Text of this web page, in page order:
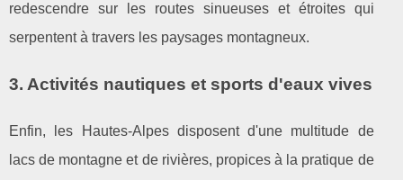
redescendre sur les routes sinueuses et étroites qui
serpentent à travers les paysages montagneux.
3. Activités nautiques et sports d'eaux vives
Enfin, les Hautes-Alpes disposent d'une multitude de
lacs de montagne et de rivières, propices à la pratique de